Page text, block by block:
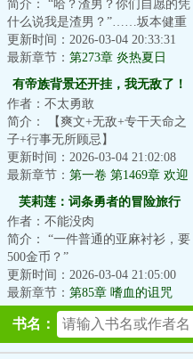
简介： “哈？渣男？你们自愿的凭
什么说我是渣男？”……坂本健重
生东京，一周目，把现实当成恋
爱...
更新时间：2026-03-04 20:33:31
最新章节： 第273章 炎热夏日
有帝族背景还开挂，我无敌了！
作者：不太勇敢
简介： 【爽文+无敌+专干天命之
子+行事无所顾忌】
帝族一怒，浮尸...
更新时间：2026-03-04 21:02:08
最新章节： 第一卷 第1469章 欢迎
进入地狱，被盯上了
芙莉莲：词条勇者的冒险旅行
作者：不能没肉
简介： “一件普通的亚麻衬衫，要
500金币？”
“物超所值，我的朋...
更新时间：2026-03-04 21:05:00
最新章节： 第85章 嗜血的诅咒
（3/5 求首订）
书名：